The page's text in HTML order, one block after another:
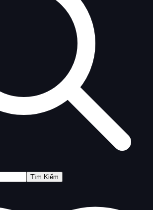
Tìm Kiếm